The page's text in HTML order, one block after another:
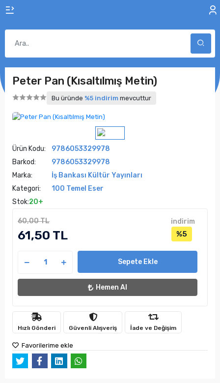
Peter Pan (Kısaltılmış Metin)
Bu üründe %5 indirim mevcuttur
Ürün Kodu:
9786053329978
Barkod:
9786053329978
Marka:
İş Bankası Kültür Yayınları
Kategori:
100 Temel Eser
Stok:20+
60,00 TL
61,50 TL
indirim
%5
Sepete Ekle
Hemen Al
Hızlı Gönderi Güvenli Alışveriş İade ve Değişim
Favorilerime ekle